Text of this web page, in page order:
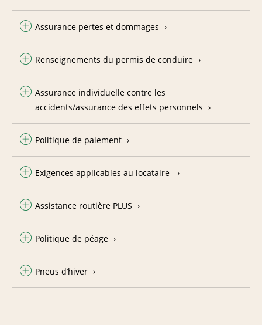
Assurance pertes et dommages
Renseignements du permis de conduire
Assurance individuelle contre les
accidents/assurance des effets personnels
Politique de paiement
Exigences applicables au locataire
Assistance routière PLUS
Politique de péage
Pneus d’hiver